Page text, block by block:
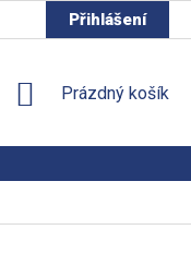
Přihlášení
NÁKUPNÍ
Prázdný košík